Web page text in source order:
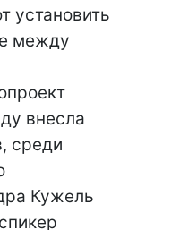
установить
между
внесла
среди
Кужель